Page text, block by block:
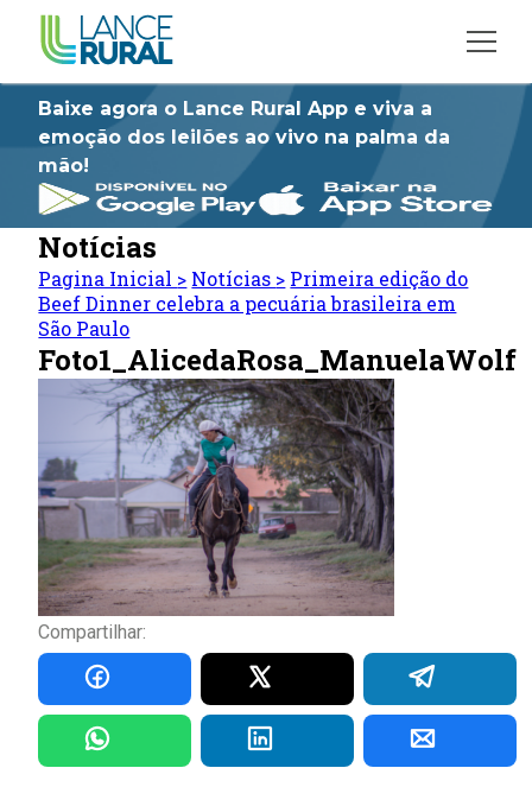
Baixe agora o Lance Rural App e viva a
emoção dos leilões ao vivo na palma da
mão!
Notícias
Pagina Inicial > Notícias > Primeira edição do
Beef Dinner celebra a pecuária brasileira em
São Paulo
Foto1_AlicedaRosa_ManuelaWolf
Compartilhar: